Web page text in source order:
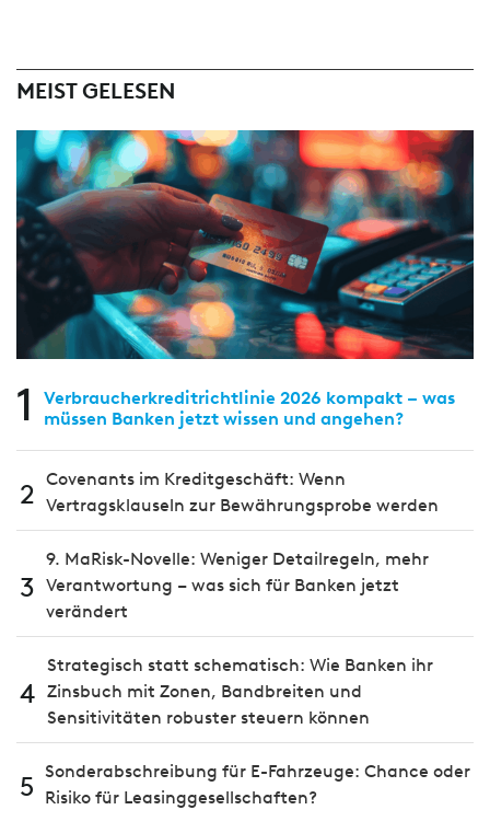
MEIST GELESEN
1
Verbraucherkreditrichtlinie 2026 kompakt – was
müssen Banken jetzt wissen und angehen?
2 Covenants im Kreditgeschäft: Wenn
Vertragsklauseln zur Bewährungsprobe werden
3
9. MaRisk-Novelle: Weniger Detailregeln, mehr
Verantwortung – was sich für Banken jetzt
verändert
4
Strategisch statt schematisch: Wie Banken ihr
Zinsbuch mit Zonen, Bandbreiten und
Sensitivitäten robuster steuern können
5 Sonderabschreibung für E-Fahrzeuge: Chance oder
Risiko für Leasinggesellschaften?